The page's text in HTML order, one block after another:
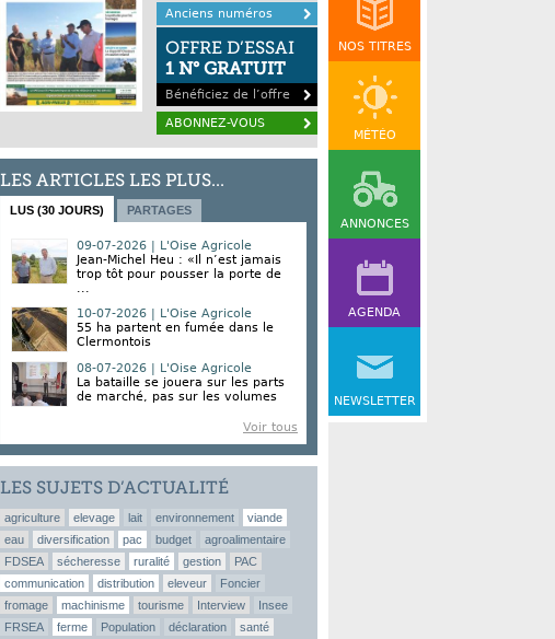
NOS TITRES
MÉTÉO
ANNONCES
AGENDA
NEWSLETTER
Anciens numéros
OFFRE D’ESSAI
1 N° GRATUIT
Bénéficiez de l’offre
ABONNEZ-VOUS
LES ARTICLES LES PLUS...
LUS (30 JOURS) PARTAGES
09-07-2026 | L'Oise Agricole
Jean-Michel Heu : «Il n’est jamais
trop tôt pour pousser la porte de
...
10-07-2026 | L'Oise Agricole
55 ha partent en fumée dans le
Clermontois
08-07-2026 | L'Oise Agricole
La bataille se jouera sur les parts
de marché, pas sur les volumes
Voir tous
LES SUJETS D’ACTUALITÉ
agriculture elevage lait environnement
viande
eau
diversification pac budget
agroalimentaire
FDSEA
sécheresse ruralité gestion
PAC
communication
distribution eleveur
Foncier
fromage
machinisme tourisme Interview
Insee
FRSEA
ferme Population déclaration
santé